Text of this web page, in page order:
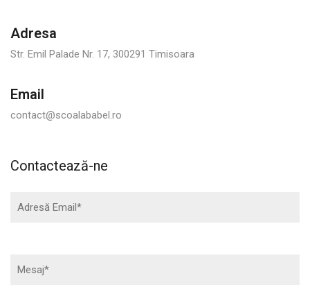
Adresa
Str. Emil Palade Nr. 17, 300291 Timisoara
Email
contact@scoalababel.ro
Contactează-ne